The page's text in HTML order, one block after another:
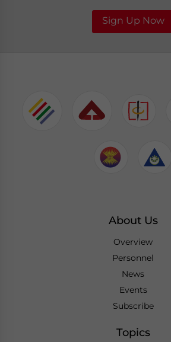
Sign Up Now
About Us
Overview
Personnel
News
Events
Subscribe
Topics